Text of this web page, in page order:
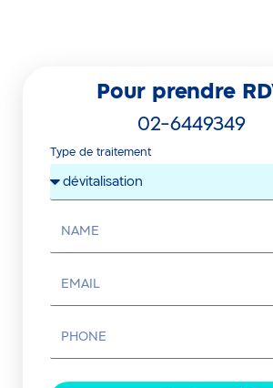
Pour prendre
02-6449349
Type de traitement